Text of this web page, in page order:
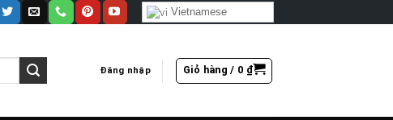
Vietnamese
Đăng nhập Giỏ hàng / 0 ₫